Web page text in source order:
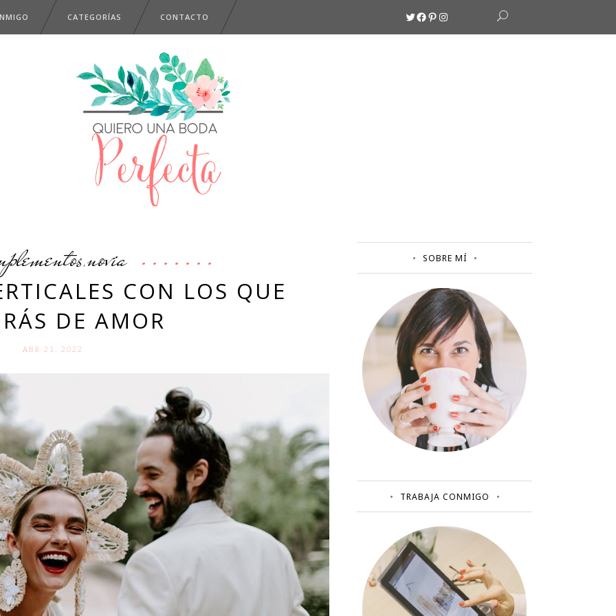
CATEGORÍAS CONTACTO Twitter
Facebook
Pinterest
Instagram
,novia
CON LOS QUE
DE AMOR
ABR 21. 2022
SOBRE MÍ
TRABAJA CONMIGO